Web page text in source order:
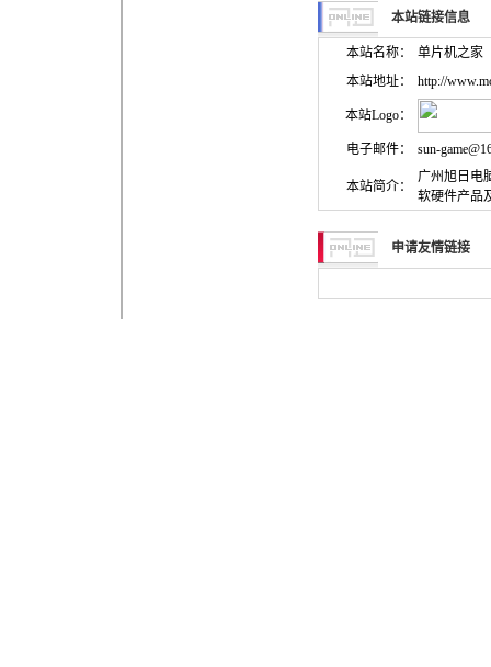
本站链接信息
本站名称：
单片机之家
本站地址：
http://
本站Logo：
电子邮件： sun-
本站简介：
广州旭日电
软硬件产品
申请友情链接